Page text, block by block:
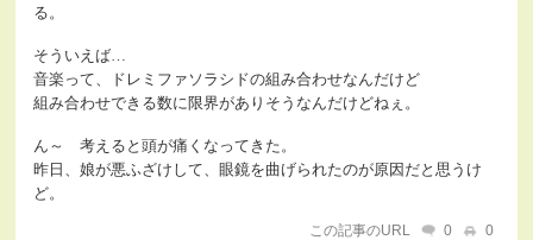
る。
そういえば…
音楽って、ドレミファソラシドの組み合わせなんだけど
組み合わせできる数に限界がありそうなんだけどねぇ。
ん～ 考えると頭が痛くなってきた。
昨日、娘が悪ふざけして、眼鏡を曲げられたのが原因だと思うけ
ど。
この記事のURL 0 0